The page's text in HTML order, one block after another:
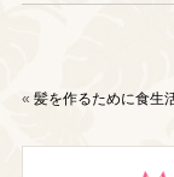
« 髪を作るために食生